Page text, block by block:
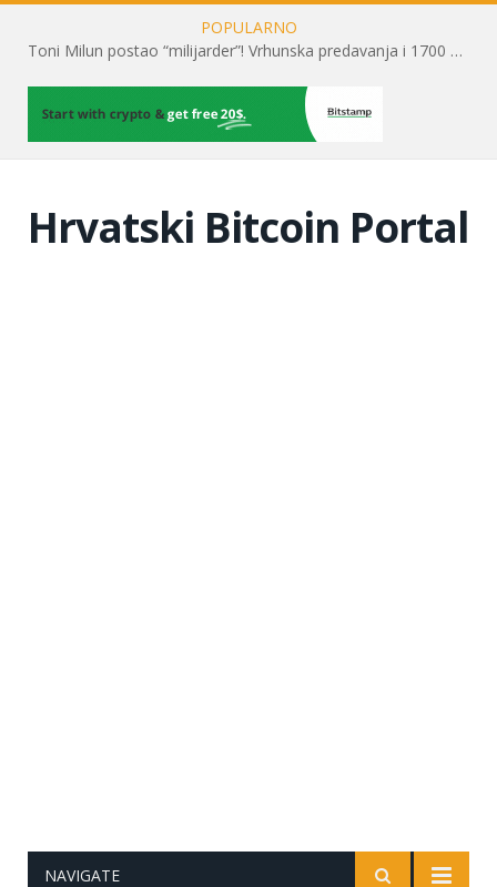
POPULARNO
Toni Milun postao “milijarder”! Vrhunska predavanja i 1700 posjetitelja obilježili su mjesec financijske pismenosti
Hrvatski Bitcoin Portal
NAVIGATE